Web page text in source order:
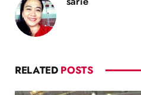
RELATED POSTS